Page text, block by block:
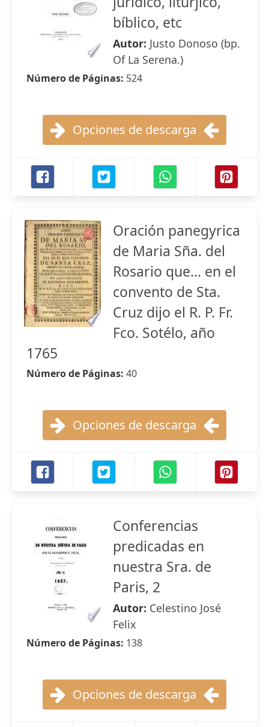
bíblico, etc
Autor: Justo Donoso (bp.
Of La Serena.)
Número de Páginas: 524
Opciones de descarga
Oración panegyrica
de Maria Sña. del
Rosario que... en el
convento de Sta.
Cruz dijo el R. P. Fr.
Fco. Sotélo, año
1765
Número de Páginas: 40
Opciones de descarga
Conferencias
predicadas en
nuestra Sra. de
Paris, 2
Autor: Celestino José
Felix
Número de Páginas: 138
Opciones de descarga